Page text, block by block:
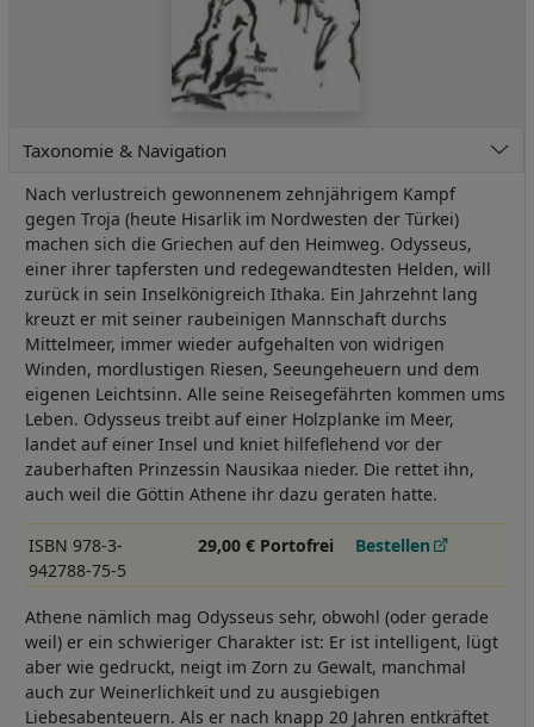
Taxonomie & Navigation
Nach verlustreich gewonnenem zehnjährigem Kampf
gegen Troja (heute Hisarlik im Nordwesten der Türkei)
machen sich die Griechen auf den Heimweg. Odysseus,
einer ihrer tapfersten und redegewandtesten Helden, will
zurück in sein Inselkönigreich Ithaka. Ein Jahrzehnt lang
kreuzt er mit seiner raubeinigen Mannschaft durchs
Mittelmeer, immer wieder aufgehalten von widrigen
Winden, mordlustigen Riesen, Seeungeheuern und dem
eigenen Leichtsinn. Alle seine Reisegefährten kommen ums
Leben. Odysseus treibt auf einer Holzplanke im Meer,
landet auf einer Insel und kniet hilfeflehend vor der
zauberhaften Prinzessin Nausikaa nieder. Die rettet ihn,
auch weil die Göttin Athene ihr dazu geraten hatte.
ISBN 978-3-
942788-75-5
29,00 € Portofrei Bestellen
Athene nämlich mag Odysseus sehr, obwohl (oder gerade
weil) er ein schwieriger Charakter ist: Er ist intelligent, lügt
aber wie gedruckt, neigt im Zorn zu Gewalt, manchmal
auch zur Weinerlichkeit und zu ausgiebigen
Liebesabenteuern. Als er nach knapp 20 Jahren entkräftet